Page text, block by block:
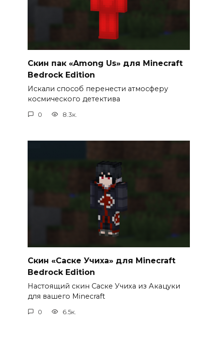
Cкин пак «Among Us» для Minecraft
Bedrock Edition
Искали способ перенести атмосферу
космического детектива
0 8.3к.
Скин «Саске Учиха» для Minecraft
Bedrock Edition
Настоящий скин Саске Учиха из Акацуки
для вашего Minecraft
0 6.5к.